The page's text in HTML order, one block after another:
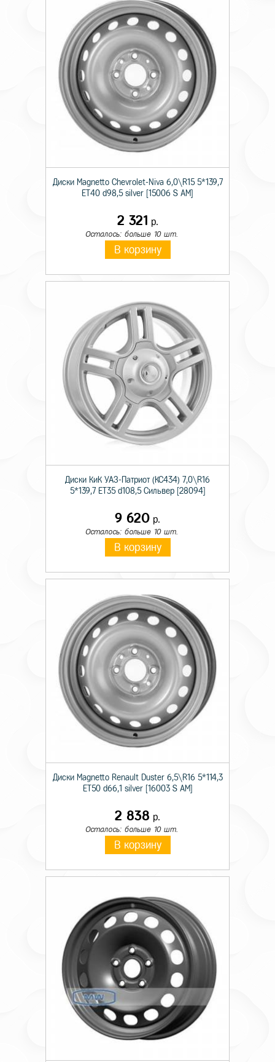
Диски Magnetto Chevrolet-Niva 6,0\R15 5*139,7
ET40 d98,5 silver [15006 S AM]
2 321 р.
Осталось: больше 10 шт.
В корзину
Диски КиК УАЗ-Патриот (КС434) 7,0\R16
5*139,7 ET35 d108,5 Сильвер [28094]
9 620 р.
Осталось: больше 10 шт.
В корзину
Диски Magnetto Renault Duster 6,5\R16 5*114,3
ET50 d66,1 silver [16003 S AM]
2 838 р.
Осталось: больше 10 шт.
В корзину